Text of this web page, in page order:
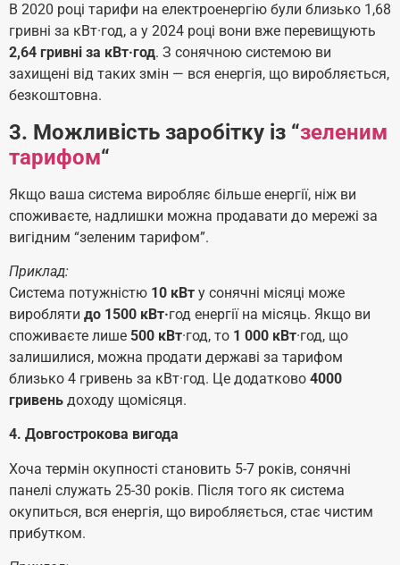
В 2020 році тарифи на електроенергію були близько 1,68
гривні за кВт·год, а у 2024 році вони вже перевищують
2,64 гривні за кВт·год. З сонячною системою ви
захищені від таких змін — вся енергія, що виробляється,
безкоштовна.
3. Можливість заробітку із “зеленим
тарифом“
Якщо ваша система виробляє більше енергії, ніж ви
споживаєте, надлишки можна продавати до мережі за
вигідним “зеленим тарифом”.
Приклад:
Система потужністю 10 кВт у сонячні місяці може
виробляти до 1500 кВт·год енергії на місяць. Якщо ви
споживаєте лише 500 кВт·год, то 1 000 кВт·год, що
залишилися, можна продати державі за тарифом
близько 4 гривень за кВт·год. Це додатково 4000
гривень доходу щомісяця.
4. Довгострокова вигода
Хоча термін окупності становить 5-7 років, сонячні
панелі служать 25-30 років. Після того як система
окупиться, вся енергія, що виробляється, стає чистим
прибутком.